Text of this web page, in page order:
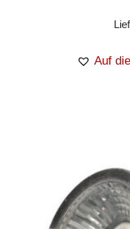
Auf